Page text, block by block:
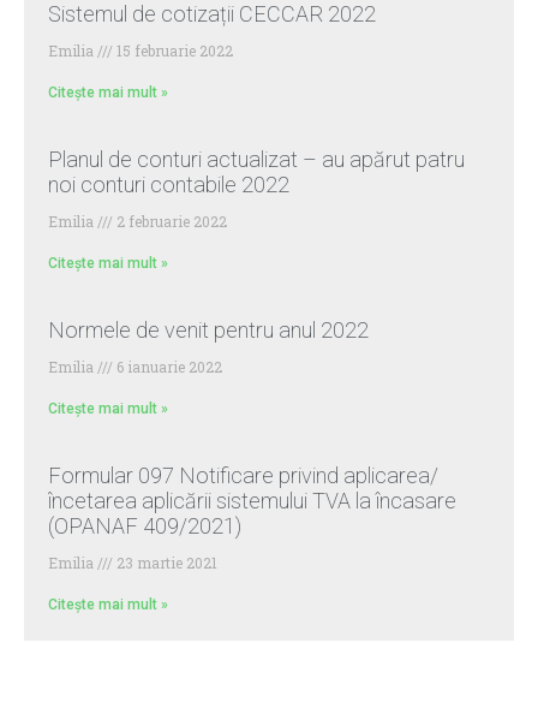
Sistemul de cotizații CECCAR 2022
Emilia 15 februarie 2022
Citește mai mult »
Planul de conturi actualizat – au apărut patru
noi conturi contabile 2022
Emilia 2 februarie 2022
Citește mai mult »
Normele de venit pentru anul 2022
Emilia 6 ianuarie 2022
Citește mai mult »
Formular 097 Notificare privind aplicarea/
încetarea aplicării sistemului TVA la încasare
(OPANAF 409/2021)
Emilia 23 martie 2021
Citește mai mult »